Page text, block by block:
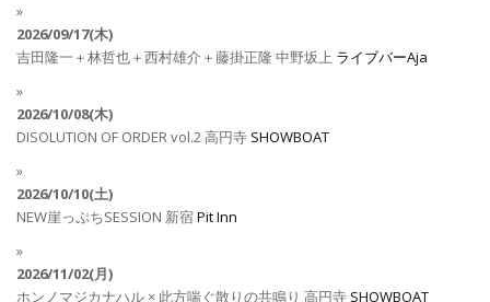
2026/09/17(木)
吉田隆一＋林哲也＋西村雄介＋藤掛正隆 中野坂上 ライブバーAja
2026/10/08(木)
DISOLUTION OF ORDER vol.2高円寺 SHOWBOAT
2026/10/10(土)
NEW崖っぷちSESSION 新宿Pit Inn
2026/11/02(月)
ホンノマジカナハル × 此方喘ぐ散りの共鳴り 高円寺 SHOWBOAT